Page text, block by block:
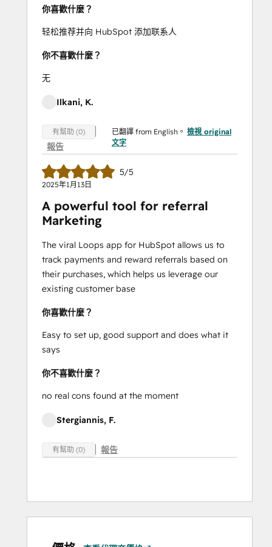
你喜歡什麼？
轻松推荐并向 HubSpot 添加联系人
你不喜歡什麼？
无
Ilkani, K.
有幫助 (0)
報告
已翻譯 from English。 檢視 original
文字
5/5
2025年1月13日
A powerful tool for referral
Marketing
The viral Loops app for HubSpot allows us to
track payments and reward referrals based on
their purchases, which helps us leverage our
existing customer base
你喜歡什麼？
Easy to set up, good support and does what it
says
你不喜歡什麼？
no real cons found at the moment
Stergiannis, F.
有幫助 (0) 報告